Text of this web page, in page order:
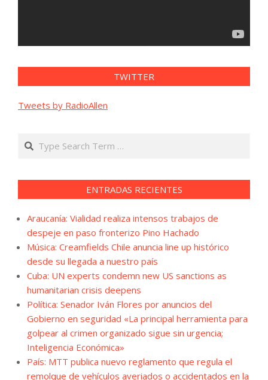
TWITTER
Tweets by RadioAllen
Search
ENTRADAS RECIENTES
Araucanía: Vialidad realiza intensos trabajos de
despeje en paso fronterizo Pino Hachado
Música: Creamfields Chile anuncia line up histórico
desde su llegada a nuestro país
Cuba: UN experts condemn new US sanctions as
humanitarian crisis deepens
Política: Senador Iván Flores por anuncios del
Gobierno en seguridad «La principal herramienta para
golpear al crimen organizado sigue sin urgencia;
Inteligencia Económica»
País: MTT publica nuevo reglamento que regula el
remolque de vehículos averiados o accidentados en la